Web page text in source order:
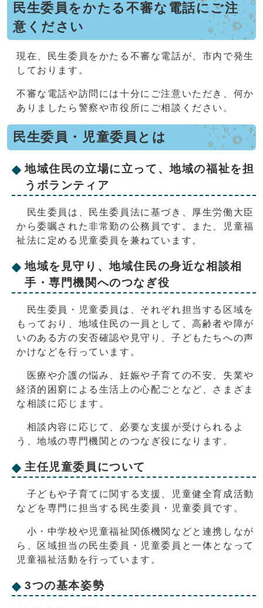
民生委員をかたる不審な電話にご注
意ください
現在、民生委員をかたる不審な電話が、市内で発生
しております。
不審な電話や訪問には十分にご注意いただき、何か
ありましたら警察や市役所にご相談ください。
民生委員・児童委員とは
地域住民の立場に立って、地域の福祉を担
うボランティア
民生委員は、民生委員法に基づき、厚生労働大臣
から委嘱された非常勤の公務員です。また、児童福
祉法に定める児童委員を兼ねています。
地域を見守り、地域住民の身近な相談相
手・専門機関へのつなぎ役
民生委員・児童委員は、それぞれ担当する区域を
もっており、地域住民の一員として、高齢者や障が
いのある方の安否確認や見守り、子どもたちへの声
かけなどを行っています。
医療や介護の悩み、妊娠や子育ての不安、失業や
経済的困窮による生活上の心配ごとなど、さまざま
な相談に応じます。
相談内容に応じて、必要な支援が受けられるよ
う、地域の専門機関とのつなぎ役になります。
主任児童委員について
子どもや子育てに関する支援、児童健全育成活動
などを専門に担当する民生委員・児童委員です。
小・中学校や児童福祉関係機関などと連携しなが
ら、区域担当の民生委員・児童委員と一体となって
児童福祉活動を行っています。
3つの基本姿勢